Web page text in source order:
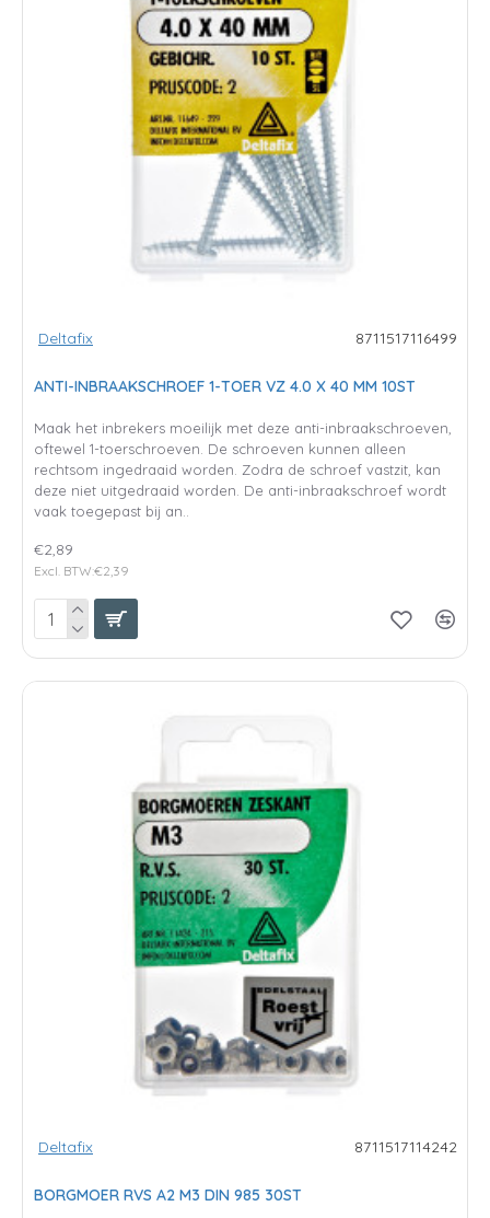
Deltafix 8711517116499
ANTI-INBRAAKSCHROEF 1-TOER VZ 4.0 X 40 MM 10ST
Maak het inbrekers moeilijk met deze anti-inbraakschroeven,
oftewel 1-toerschroeven. De schroeven kunnen alleen
rechtsom ingedraaid worden. Zodra de schroef vastzit, kan
deze niet uitgedraaid worden. De anti-inbraakschroef wordt
vaak toegepast bij an..
€2,89
Excl. BTW:€2,39
Deltafix 8711517114242
BORGMOER RVS A2 M3 DIN 985 30ST